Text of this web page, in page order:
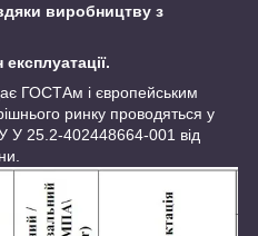
виробництву з
ГОСТАм і європейським
ринку проводяться у
У 25.2-402448664-001 від